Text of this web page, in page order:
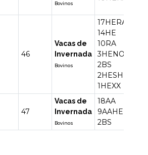
Bovinos
46
Vacas de
Invernada
Bovinos
17HERA
14HE
10RA
3HENO
2BS
2HESH
1HEXX
47
Vacas de
Invernada
Bovinos
18AA
9AAHE
2BS